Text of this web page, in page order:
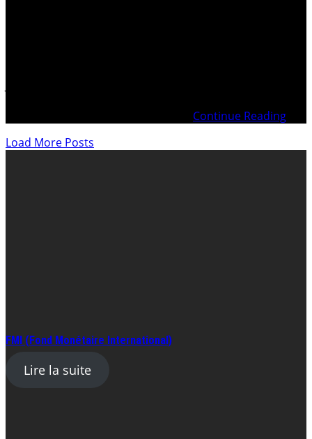
Continue Reading
Load More Posts
FMI (Fond Monétaire International)
Lire la suite